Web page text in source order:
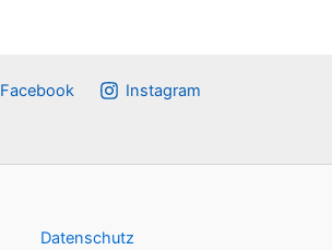
Facebook Instagram
Datenschutz